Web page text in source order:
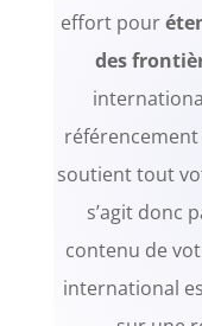
effort pour
des
soutient tout
s’agit donc
contenu de
international